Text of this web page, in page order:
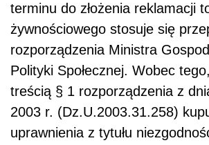
terminu do złożenia reklamacji
żywnościowego stosuje się
rozporządzenia Ministra
Polityki Społecznej. Wobec
treścią § 1 rozporządzenia z
2003 r. (Dz.U.2003.31.258)
uprawnienia z tytułu